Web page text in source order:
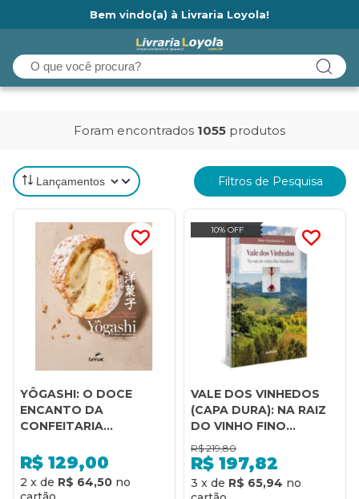
Bem vindo(a) à Livraria Loyola!
Foram encontrados 1055 produtos
Filtros de Pesquisa
YÔGASHI: O DOCE
ENCANTO DA
CONFEITARIA
R$ 129,00
2 x de R$ 64,50
10% OFF
VALE DOS VINHEDOS
(CAPA DURA): NA RAIZ
DO VINHO FINO
BRASILEIRO
R$ 219,80
R$ 197,82
3 x de R$ 65,94